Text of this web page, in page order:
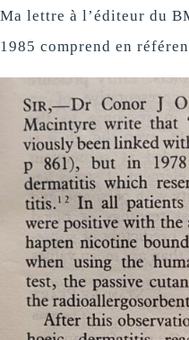
Ma lettre à l’éditeur du
1985 comprend en